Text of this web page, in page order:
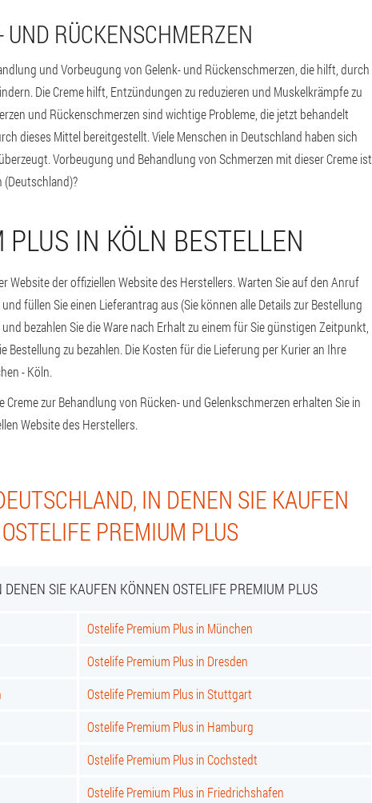
UND RÜCKENSCHMERZEN
und Vorbeugung von Gelenk- und Rückenschmerzen, die hilft, durch
Die Creme hilft, Entzündungen zu reduzieren und Muskelkrämpfe zu
und Rückenschmerzen sind wichtige Probleme, die jetzt behandelt
dieses Mittel bereitgestellt. Viele Menschen in Deutschland haben sich
Vorbeugung und Behandlung von Schmerzen mit dieser Creme ist
(Deutschland)?
IN KÖLN BESTELLEN
Website der offiziellen Website des Herstellers. Warten Sie auf den Anruf
füllen Sie einen Lieferantrag aus (Sie können alle Details zur Bestellung
bezahlen Sie die Ware nach Erhalt zu einem für Sie günstigen Zeitpunkt,
Bestellung zu bezahlen. Die Kosten für die Lieferung per Kurier an Ihre
- Köln.
Creme zur Behandlung von Rücken- und Gelenkschmerzen erhalten Sie in
Website des Herstellers.
IN DENEN SIE KAUFEN
PREMIUM PLUS
SIE KAUFEN KÖNNEN OSTELIFE PREMIUM PLUS
Ostelife Premium Plus in München
Ostelife Premium Plus in Dresden
Ostelife Premium Plus in Stuttgart
Ostelife Premium Plus in Hamburg
Ostelife Premium Plus in Cochstedt
Ostelife Premium Plus in Friedrichshafen